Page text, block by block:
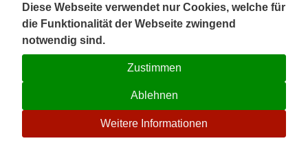
☉
Diese Webseite verwendet nur Cookies, welche für
die Funktionalität der Webseite zwingend
notwendig sind.
Zustimmen
Ablehnen
Weitere Informationen